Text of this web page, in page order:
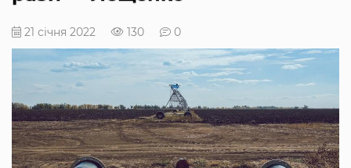
21 січня 2022 130 0